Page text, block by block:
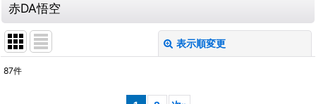
赤DA悟空
表示順変更
87件